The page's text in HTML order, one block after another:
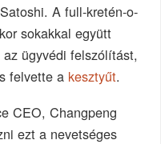
A full-kretén-o-
sokakkal együtt
ügyvédi felszólítást,
felvette a kesztyűt.
CEO, Changpeng
ezt a nevetséges